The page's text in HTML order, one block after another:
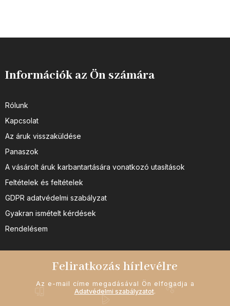
Információk az Ön számára
Rólunk
Kapcsolat
Az áruk visszaküldése
Panaszok
A vásárolt áruk karbantartására vonatkozó utasítások
Feltételek és feltételek
GDPR adatvédelmi szabályzat
Gyakran ismételt kérdések
Rendelésem
Feliratkozás hírlevélre
Az e-mail címe megadásával Ön elfogadja a
Adatvédelmi szabályzatot.